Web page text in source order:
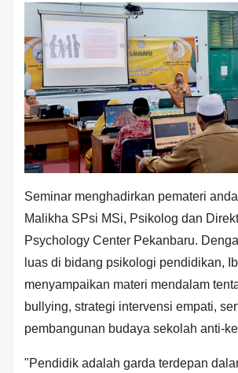
Seminar menghadirkan pemateri
Malikha SPsi MSi, Psikolog dan
Psychology Center Pekanbaru.
luas di bidang psikologi pendidikan,
menyampaikan materi mendalam
bullying, strategi intervensi empati,
pembangunan budaya sekolah anti-
"Pendidik adalah garda terdepan